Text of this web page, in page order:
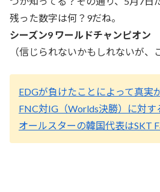
残った数字は何？9だね。
シーズン9 ワールドチャンピオン
（信じられないかもしれないが、
EDGが負けたことによって真実
FNC対IG（Worlds決勝）に対す
オールスターの韓国代表はSKT